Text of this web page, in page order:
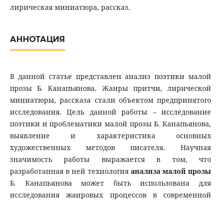
лирическая миниатюра, рассказ.
АННОТАЦИЯ
В данной статье представлен анализ поэтики малой
прозы Б. Канапьянова. Жанры притчи, лирической
миниатюры, рассказа стали объектом предпринятого
исследования. Цель данной работы – исследование
поэтики и проблематики малой прозы Б. Канапьянова,
выявление и характеристика основных
художественных методов писателя. Научная
значимость работы выражается в том, что
разработанная в ней технология анализа малой прозы
Б. Канапьянова может быть использована для
исследования жанровых процессов в современной